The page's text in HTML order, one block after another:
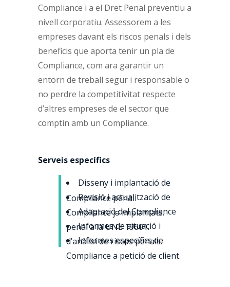
Compliance i a el Dret Penal preventiu a
nivell corporatiu. Assessorem a les
empreses davant els riscos penals i dels
beneficis que aporta tenir un pla de
Compliance, com ara garantir un
entorn de treball segur i responsable o
no perdre la competitivitat respecte
d’altres empreses de el sector que
comptin amb un Compliance.
Serveis específics
Disseny i implantació de
Compliance penal.
Revisió i actualització de
Compliance ja implantats.
Adaptació del Compliance
penal a la UNE 19601.
Informes de situació i
d’anàlisi de riscos penals.
Informes específics de
Compliance a petició de client.